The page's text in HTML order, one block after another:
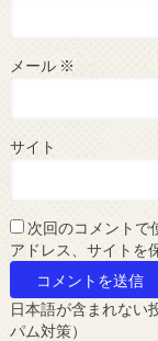
メール ※
サイト
次回のコメントで
アドレス、サイトを
日本語が含まれない
パム対策）